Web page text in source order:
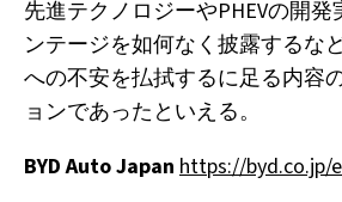
先進テクノロジーやPHEVの開
ンテージを如何なく披露するな
への不安を払拭するに足る内容
ョンであったといえる。
BYD Auto Japan https://byd.co.jp/